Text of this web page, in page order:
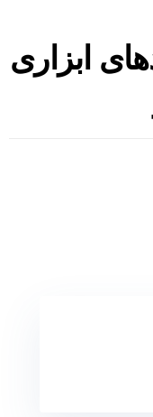
ابزاری